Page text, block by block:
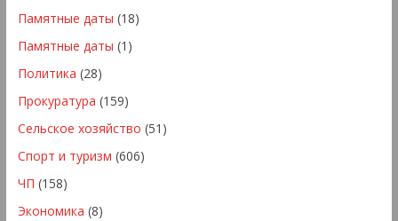
Памятные даты (18)
Памятные даты (1)
Политика (28)
Прокуратура (159)
Сельское хозяйство (51)
Спорт и туризм (606)
ЧП (158)
Экономика (8)